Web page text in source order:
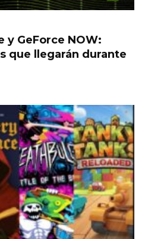
y GeForce NOW:
que llegarán durante